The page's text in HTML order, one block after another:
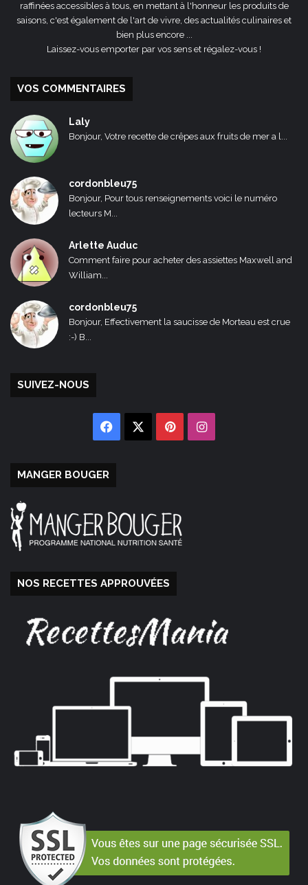
raffinées accessibles à tous, en mettant à l'honneur les produits de
saisons, c'est également de l'art de vivre, des actualités culinaires et
bien plus encore ...
Laissez-vous emporter par vos sens et régalez-vous !
VOS COMMENTAIRES
Laly
Bonjour, Votre recette de crêpes aux fruits de mer a l...
cordonbleu75
Bonjour, Pour tous renseignements voici le numéro
lecteurs M...
Arlette Auduc
Comment faire pour acheter des assiettes Maxwell and
William...
cordonbleu75
Bonjour, Effectivement la saucisse de Morteau est crue
:-) B...
SUIVEZ-NOUS
Facebook PinterestInstagram
MANGER BOUGER
NOS RECETTES APPROUVÉES